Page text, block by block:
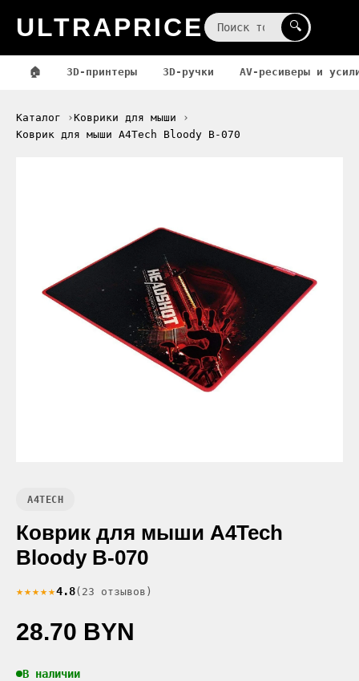
ULTRAPRICE 🔍
🏠 3D-принтеры 3D-ручки AV-ресиверы и
Каталог
Коврики для мыши
Коврик для мыши A4Tech Bloody B-070
A4TECH
Коврик для мыши A4Tech
Bloody B-070
★★★★★4.8(23 отзывов)
28.70 BYN
В наличии